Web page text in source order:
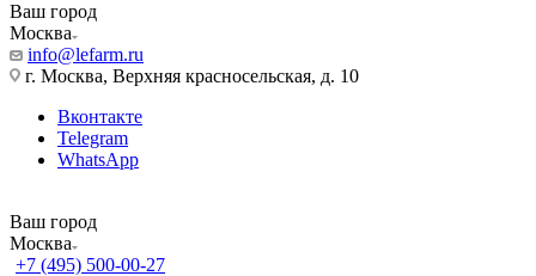
Ваш город
Москва
info@lefarm.ru
г. Москва, Верхняя красносельская, д. 10
Вконтакте
Telegram
WhatsApp
Ваш город
Москва
+7 (495) 500-00-27